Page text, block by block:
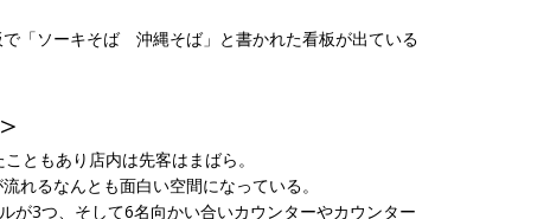
「ソーキそば 沖縄そば」と書かれた看板が出ている
ともあり店内は先客はまばら。
れるなんとも面白い空間になっている。
が3つ、そして6名向かい合いカウンターやカウンター